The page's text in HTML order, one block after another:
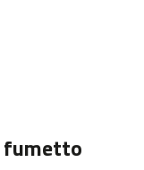
fumetto